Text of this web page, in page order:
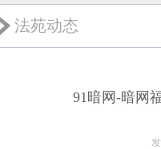
法苑动态
91暗网-暗网